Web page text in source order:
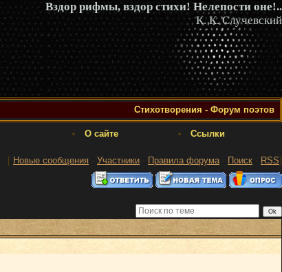
Вздор рифмы, вздор стихи! Нелепости оне!..
К. К. Случевский
Стихотворения - Форум поэтов
О сайте Ссылки
[ Новые сообщения · Участники · Правила форума· Поиск · RSS]